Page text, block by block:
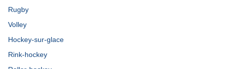
Rugby
Volley
Hockey-sur-glace
Rink-hockey